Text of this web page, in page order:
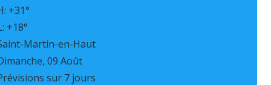
+31°
+18°
Martin-en-Haut
09 Août
sur 7 jours